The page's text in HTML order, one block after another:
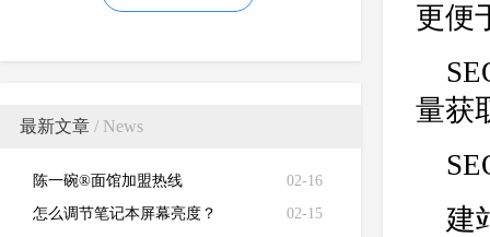
最新文章 / News
02-16
陈一碗®面馆加盟热线
02-15
怎么调节笔记本屏幕亮度？
更便
量获
建